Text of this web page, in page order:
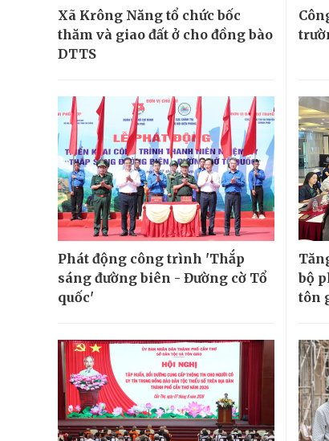
Xã Krông Năng tổ chức bốc
thăm và giao đất ở cho đồng bào
DTTS
Phát động công trình 'Thắp
sáng đường biên - Đường cờ Tổ
quốc'
bộ
tôn